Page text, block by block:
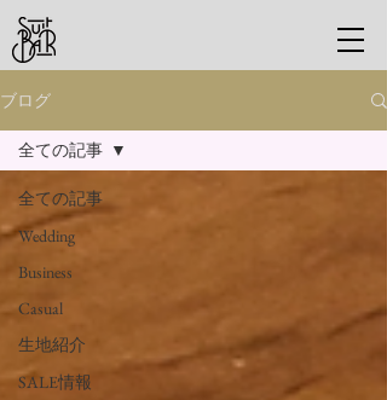
ブログ
全ての記事
Wedding
Business
Casual
生地紹介
SALE情報
全ての記事